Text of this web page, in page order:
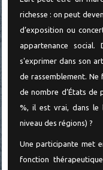
richesse : on peut
d’exposition ou
appartenance
s'exprimer dans son
de rassemblement.
de nombre d’États de
%, il est vrai, dans le
niveau des régions) ?
Une participante met
fonction